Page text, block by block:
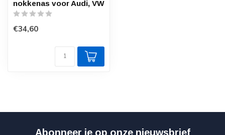
nokkenas voor Audi, VW
€34,60
Abonneer je op onze nieuwsbrief